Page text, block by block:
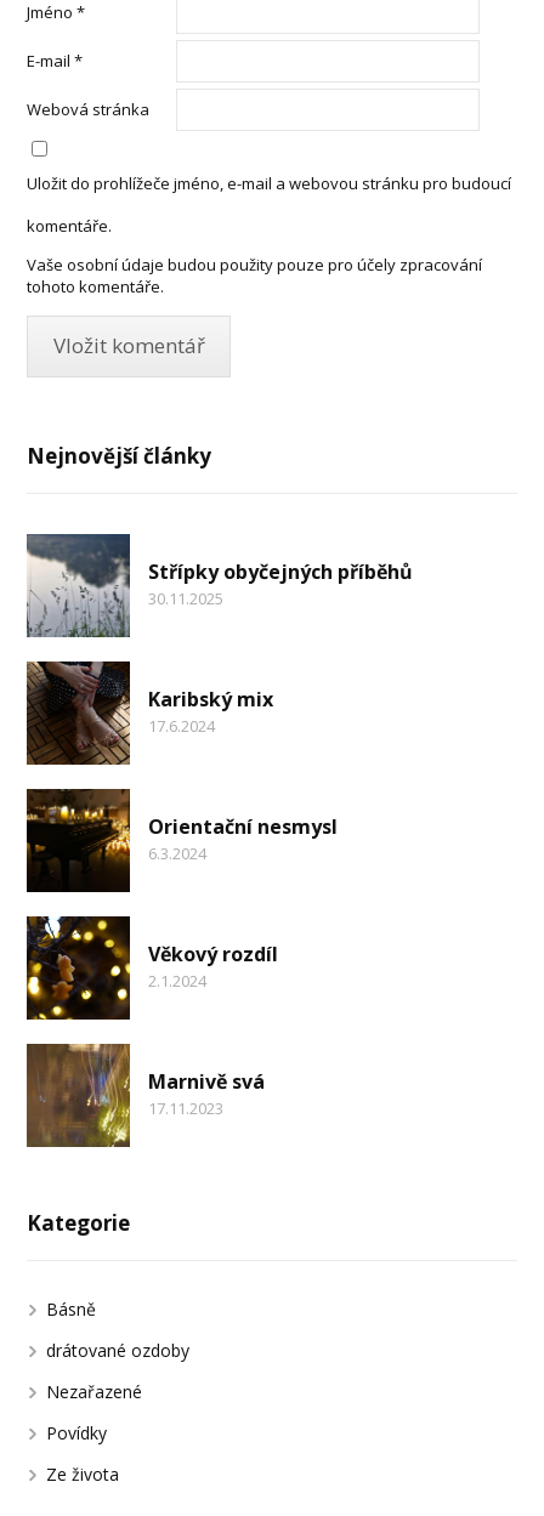
Jméno*
E-mail*
Webová stránka
Uložit do prohlížeče jméno, e-mail a webovou stránku pro budoucí
komentáře.
Vaše osobní údaje budou použity pouze pro účely zpracování
tohoto komentáře.
Nejnovější články
Střípky obyčejných příběhů
30.11.2025
Karibský mix
17.6.2024
Orientační nesmysl
6.3.2024
Věkový rozdíl
2.1.2024
Marnivě svá
17.11.2023
Kategorie
Básně
drátované ozdoby
Nezařazené
Povídky
Ze života